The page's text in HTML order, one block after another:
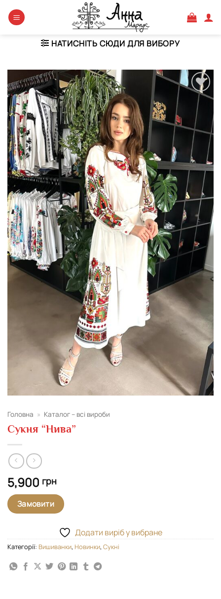
НАТИСНІТЬ СЮДИ ДЛЯ ВИБОРУ
Додати
виріб у
вибране
Головна » Каталог – всі вироби
Сукня “Нива”
5,900 грн
Замовити
Додати виріб у вибране
Категорії: Вишиванки, Новинки, Сукні